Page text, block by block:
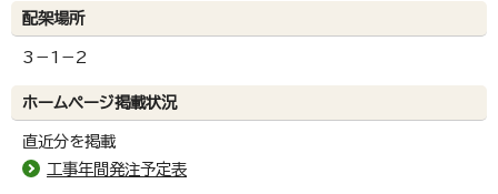
配架場所
3－1－2
ホームページ掲載状況
直近分を掲載
工事年間発注予定表